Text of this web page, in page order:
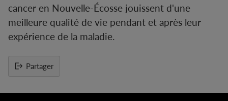
cancer en Nouvelle-Écosse jouissent d'une
meilleure qualité de vie pendant et après leur
expérience de la maladie.
Partager
un